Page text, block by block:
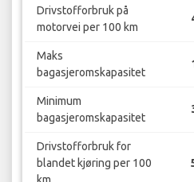
Drivstofforbruk på
motorvei per 100 km
Maks
bagasjeromskapasitet
Minimum
bagasjeromskapasitet
Drivstofforbruk for
blandet kjøring per 100
km